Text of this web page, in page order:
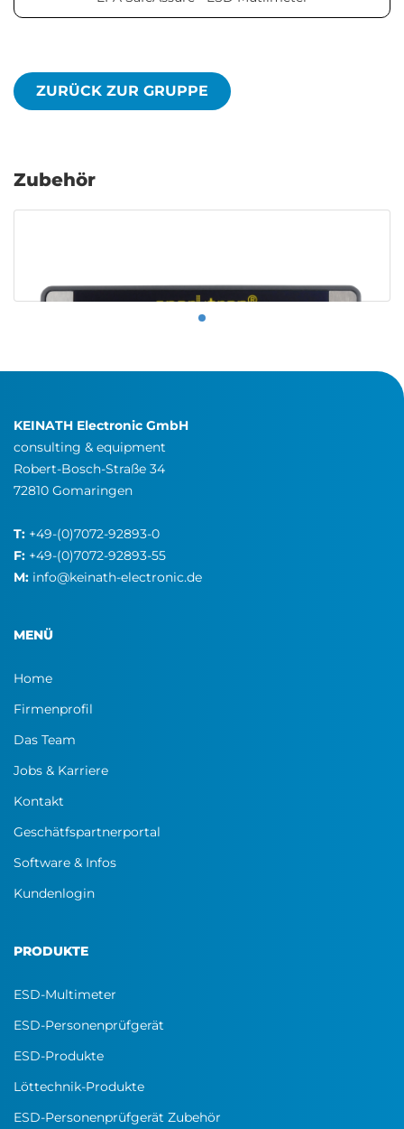
ZURÜCK ZUR GRUPPE
Zubehör
COMPACT SPARKTRAP® EPA
KEINATH Electronic GmbH
consulting & equipment
Robert-Bosch-Straße 34
72810 Gomaringen
T: +49-(0)7072-92893-0
F: +49-(0)7072-92893-55
M: info@keinath-electronic.de
MENÜ
Home
Firmenprofil
Das Team
Jobs & Karriere
Kontakt
Geschätfspartnerportal
Software & Infos
Kundenlogin
PRODUKTE
ESD-Multimeter
ESD-Personenprüfgerät
ESD-Produkte
Löttechnik-Produkte
ESD-Personenprüfgerät Zubehör